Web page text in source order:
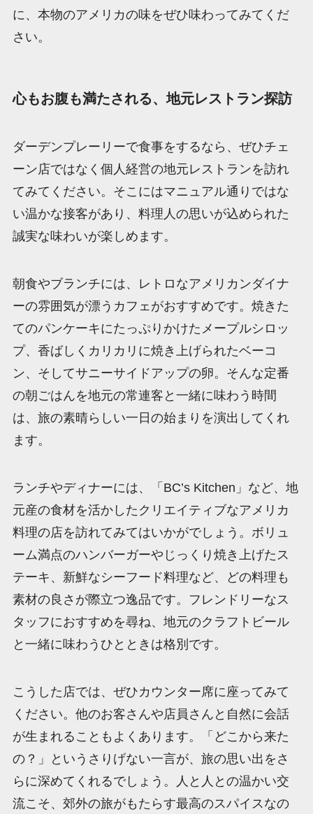
に、本物のアメリカの味をぜひ味わってみてくだ
さい。
心もお腹も満たされる、地元レストラン探訪
ダーデンプレーリーで食事をするなら、ぜひチェ
ーン店ではなく個人経営の地元レストランを訪れ
てみてください。そこにはマニュアル通りではな
い温かな接客があり、料理人の思いが込められた
誠実な味わいが楽しめます。
朝食やブランチには、レトロなアメリカンダイナ
ーの雰囲気が漂うカフェがおすすめです。焼きた
てのパンケーキにたっぷりかけたメープルシロッ
プ、香ばしくカリカリに焼き上げられたベーコ
ン、そしてサニーサイドアップの卵。そんな定番
の朝ごはんを地元の常連客と一緒に味わう時間
は、旅の素晴らしい一日の始まりを演出してくれ
ます。
ランチやディナーには、「BC’s Kitchen」など、地
元産の食材を活かしたクリエイティブなアメリカ
料理の店を訪れてみてはいかがでしょう。ボリュ
ーム満点のハンバーガーやじっくり焼き上げたス
テーキ、新鮮なシーフード料理など、どの料理も
素材の良さが際立つ逸品です。フレンドリーなス
タッフにおすすめを尋ね、地元のクラフトビール
と一緒に味わうひとときは格別です。
こうした店では、ぜひカウンター席に座ってみて
ください。他のお客さんや店員さんと自然に会話
が生まれることもよくあります。「どこから来た
の？」というさりげない一言が、旅の思い出をさ
らに深めてくれるでしょう。人と人との温かい交
流こそ、郊外の旅がもたらす最高のスパイスなの